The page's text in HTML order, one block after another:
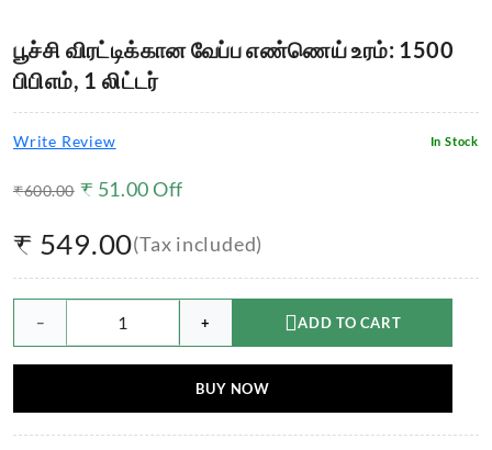
பூச்சி விரட்டிக்கான வேப்ப எண்ணெய் உரம்: 1500
பிபிஎம், 1 லிட்டர்
Write Review In Stock
₹600.00 ₹ 51.00Off
₹ 549.00(Tax included)
− + ADD TO CART
BUY NOW